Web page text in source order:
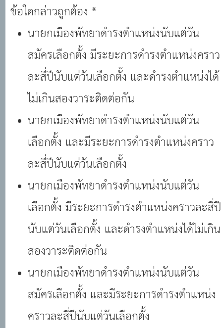
ข้อใดกล่าวถูกต้อง *
นายกเมืองพัทยาดำรงตำแหน่งนับแต่วัน
สมัครเลือกตั้ง มีระยะการดำรงตำแหน่งคราว
ละสี่ปีนับแต่วันเลือกตั้ง และดำรงตำแหน่งได้
ไม่เกินสองวาระติดต่อกัน
นายกเมืองพัทยาดำรงตำแหน่งนับแต่วัน
เลือกตั้ง และมีระยะการดำรงตำแหน่งคราว
ละสี่ปีนับแต่วันเลือกตั้ง
นายกเมืองพัทยาดำรงตำแหน่งนับแต่วัน
เลือกตั้ง มีระยะการดำรงตำแหน่งคราวละสี่ปี
นับแต่วันเลือกตั้ง และดำรงตำแหน่งได้ไม่เกิน
สองวาระติดต่อกัน
นายกเมืองพัทยาดำรงตำแหน่งนับแต่วัน
สมัครเลือกตั้ง และมีระยะการดำรงตำแหน่ง
คราวละสี่ปีนับแต่วันเลือกตั้ง